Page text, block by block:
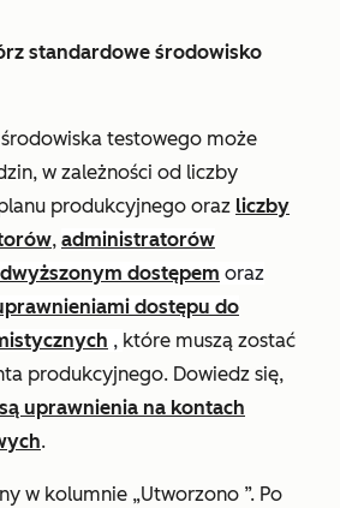
standardowe środowisko
testowego może
w zależności od liczby
produkcyjnego oraz liczby
, administratorów
dostępem oraz
dostępu do
, które muszą zostać
produkcyjnego. Dowiedz się,
uprawnienia na kontach
.
w kolumnie „Utworzono ”. Po